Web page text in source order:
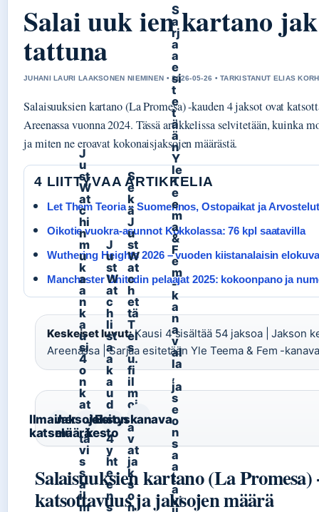
Salai uuk ien kartano
tattuna
JUHANI LAURI LAAKSONEN NIEMINEN • 2026-05-26 • TARKISTANUT ELIAS
Salaisuuksien kartano (La Promesa) -kauden 4 jaksot ovat
Areenassa vuonna 2024. Tässä artikkelissa selvitetään, kuinka
ja miten ne eroavat kokonaisjaksojen määrästä.
4 LIITTYVAA ARTIKKELIA
Let Them Teoria – Suomennos, Ostopaikat ja Arvostelut
Oikotie vuokra-asunnot Kokkolassa: 76 kpl saatavilla
Wuthering Heights 2026 – vuoden kiistanalaisin elokuva
Manchester Unitedin pelaajat 2025: kokoonpano ja
Keskeiset luvut:Kausi 4 sisältää 54 jaksoa | Jakson
Areenassa | Sarjaa esitetään Yle Teema & Fem -
Ilmainen
katselu
J
u
st
W
at
c
hi
n
m
u
k
a
a
n
k
a
u
si
4
o
n
k
at
s
ot
ta
vi
s
s
a
il
m
Jaksojen
määrä
J
u
st
W
at
c
h
li
st
a
a
k
a
u
d
el
le
4
y
ht
e
e
n
s
Jakson
kesto
S
e
k
ä
J
u
st
W
at
c
h
et
tä
T
el
s
u.
fi
il
m
oi
tt
a
v
at
ja
k
s
o
n
Esityskanava
S
a
rj
a
a
e
si
t
e
t
ä
ä
n
Y
le
T
e
e
m
a
&
F
e
m
-
k
a
n
a
v
al
la
,
ja
s
e
o
n
s
a
a
t
a
vi
Salaisuuksien kartano (La
katsottavuus ja jaksojen määrä